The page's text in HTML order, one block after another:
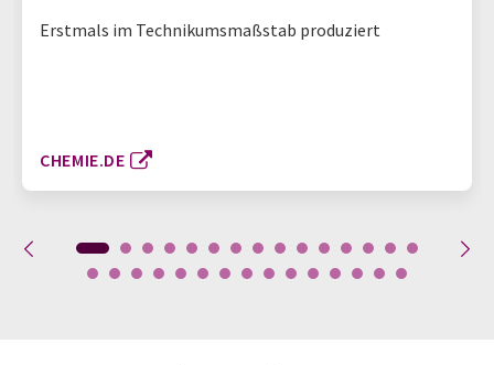
Erstmals im Technikumsmaßstab produziert
CHEMIE.DE